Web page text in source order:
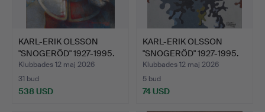
KARL-ERIK OLSSON
"SNOGERÖD" 1927-1995.
OLJ…
Klubbades 12 maj 2026
31 bud
538 USD
KARL-ERIK OLSSON
"SNOGERÖD" 1927-1995.
OLJ…
Klubbades 12 maj 2026
5 bud
74 USD